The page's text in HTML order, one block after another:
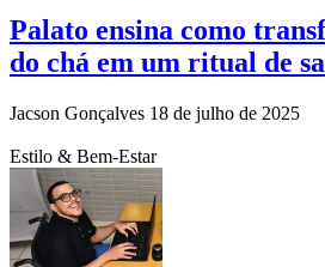
Palato ensina como
do chá em um ritual de
Jacson Gonçalves 18 de julho de 2025
Estilo & Bem-Estar